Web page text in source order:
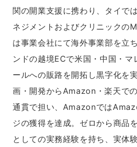
関の開業支援に携わり、タイで
ネジメントおよびクリニックの
は事業会社にて海外事業部を立
ンドの越境ECで米国・中国・マ
ールへの販路を開拓し黒字化を
画・開発からAmazon・楽天で
通貫で担い、Amazonでは
ジの獲得を達成。ゼロから商品
としての実務経験を持ち、実体